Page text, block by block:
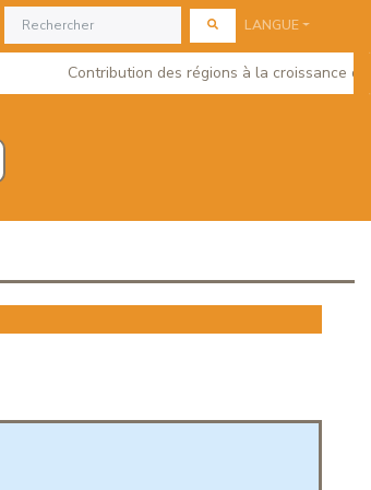
LANGUE
Contribution des régions à la croissance du